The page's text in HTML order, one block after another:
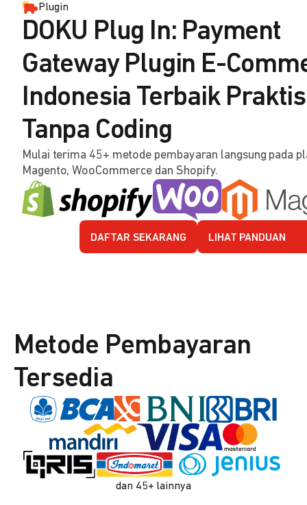
Plugin
DOKU Plug In: Payment
Gateway Plugin E-
Indonesia Terbaik Praktis
Tanpa Coding
Mulai terima 45+ metode pembayaran langsung pada
Magento, WooCommerce dan Shopify.
DAFTAR SEKARANG LIHAT PANDUAN
Metode Pembayaran
Tersedia
dan 45+ lainnya